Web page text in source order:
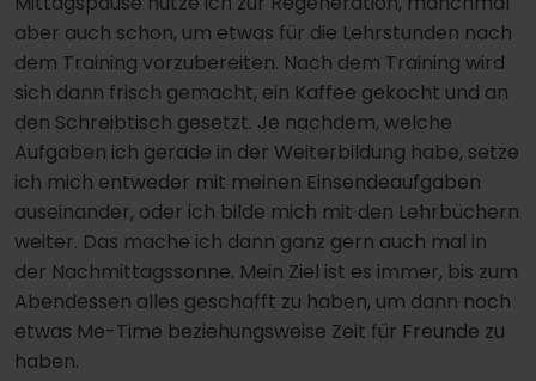
aber auch schon, um etwas für die Lehrstunden nach
dem Training vorzubereiten. Nach dem Training wird
sich dann frisch gemacht, ein Kaffee gekocht und an
den Schreibtisch gesetzt. Je nachdem, welche
Aufgaben ich gerade in der Weiterbildung habe, setze
ich mich entweder mit meinen Einsendeaufgaben
auseinander, oder ich bilde mich mit den Lehrbüchern
weiter. Das mache ich dann ganz gern auch mal in
der Nachmittagssonne. Mein Ziel ist es immer, bis zum
Abendessen alles geschafft zu haben, um dann noch
etwas Me-Time beziehungsweise Zeit für Freunde zu
haben.